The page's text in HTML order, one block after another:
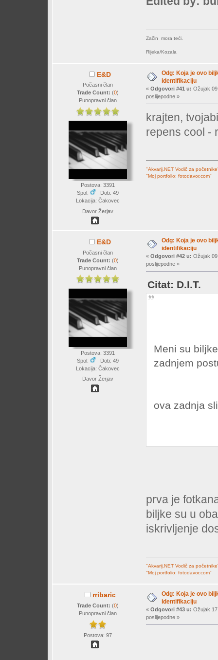
Začin mora teći.
Rijeka/Kozala
E&D
Počasni član
Trade Count: (0)
Punopravni član
Postova: 3391
Spol:
Dob: 49
Lokacija: Čakovec
Davor Žerjav
Odg: Koja je ovo
identifikaciju
« Odgovori #41 u: Ožujak
poslijepodne »
krajten,
repens cool -
"Akvarij.NET Vodič za
"Moj portfolio: fotodavor.com"
E&D
Počasni član
Trade Count: (0)
Punopravni član
Postova: 3391
Spol:
Dob: 49
Lokacija: Čakovec
Davor Žerjav
Odg: Koja je ovo
identifikaciju
« Odgovori #42 u: Ožujak
poslijepodne »
Citat: D.I.T.
Meni su
zadnjem
ova zadnja
prva je
biljke su u
iskrivljenje
"Akvarij.NET Vodič za
"Moj portfolio: fotodavor.com"
rribaric
Trade Count: (0)
Punopravni član
Postova: 97
Odg: Koja je ovo
identifikaciju
« Odgovori #43 u: Ožujak
poslijepodne »